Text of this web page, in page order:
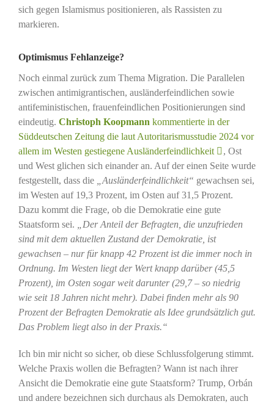
sich gegen Islamismus positionieren, als Rassisten zu
markieren.
Optimismus Fehlanzeige?
Noch einmal zurück zum Thema Migration. Die Parallelen
zwischen antimigrantischen, ausländerfeindlichen sowie
antifeministischen, frauenfeindlichen Positionierungen sind
eindeutig. Christoph Koopmann kommentierte in der
Süddeutschen Zeitung die laut Autoritarismusstudie 2024 vor
allem im Westen gestiegene Ausländerfeindlichkeit
, Ost
und West glichen sich einander an. Auf der einen Seite wurde
festgestellt, dass die
„Ausländerfeindlichkeit“ gewachsen sei,
im Westen auf 19,3 Prozent, im Osten auf 31,5 Prozent.
Dazu kommt die Frage, ob die Demokratie eine gute
Staatsform sei.
„Der Anteil der Befragten, die unzufrieden
sind mit dem aktuellen Zustand der Demokratie, ist
gewachsen – nur für knapp 42 Prozent ist die immer noch in
Ordnung. Im Westen liegt der Wert knapp darüber (45,5
Prozent), im Osten sogar weit darunter (29,7 – so niedrig
wie seit 18 Jahren nicht mehr). Dabei finden mehr als 90
Prozent der Befragten Demokratie als Idee grundsätzlich gut.
Das Problem liegt also in der Praxis.“
Ich bin mir nicht so sicher, ob diese Schlussfolgerung stimmt.
Welche Praxis wollen die Befragten? Wann ist nach ihrer
Ansicht die Demokratie eine gute Staatsform? Trump, Orbán
und andere bezeichnen sich durchaus als Demokraten, auch